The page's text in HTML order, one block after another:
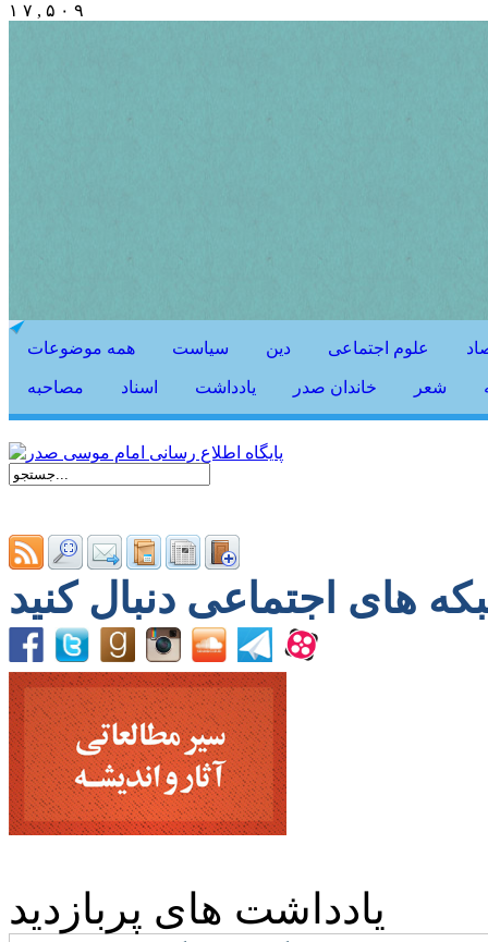
۱ ۷ , ۵ ۰ ۹
همه موضوعات سیاست دین علوم اجتماعی
مصاحبه اسناد يادداشت خاندان صدر شعر
یادداشت های پربازدید